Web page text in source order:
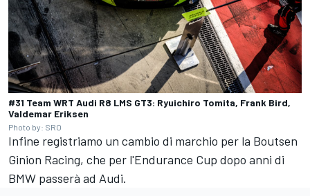
#31 Team WRT Audi R8 LMS GT3: Ryuichiro Tomita, Frank Bird,
Valdemar Eriksen
Photo by: SRO
Infine registriamo un cambio di marchio per la Boutsen
Ginion Racing, che per l'Endurance Cup dopo anni di
BMW passerà ad Audi.